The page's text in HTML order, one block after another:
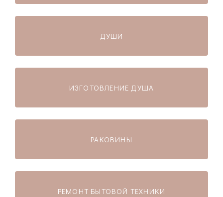
ДУШИ
ИЗГОТОВЛЕНИЕ ДУША
РАКОВИНЫ
РЕМОНТ БЫТОВОЙ ТЕХНИКИ